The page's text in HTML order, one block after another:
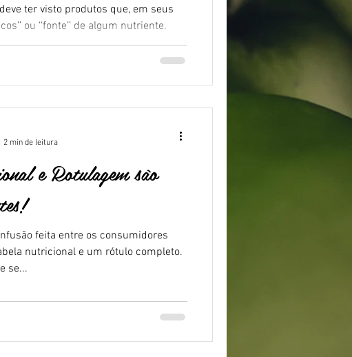
ter visto produtos que, em seus
ou ‘‘fonte’’ de algum nutriente.
e Rotulagem são
feita entre os consumidores
nutricional e um rótulo completo.
se...
2 min de leitura